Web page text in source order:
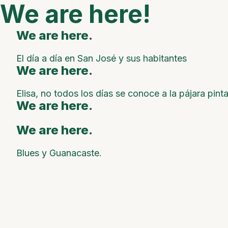
We are here!
We are here.
El día a día en San José y sus habitantes
We are here.
Elisa, no todos los días se conoce a la pájara
We are here.
We are here.
Blues y Guanacaste.